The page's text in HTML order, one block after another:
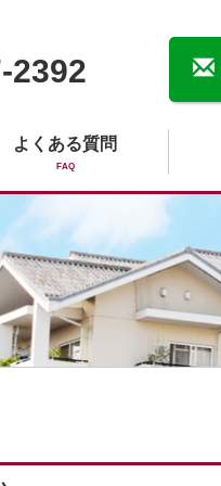
2392
よくある質問
FAQ